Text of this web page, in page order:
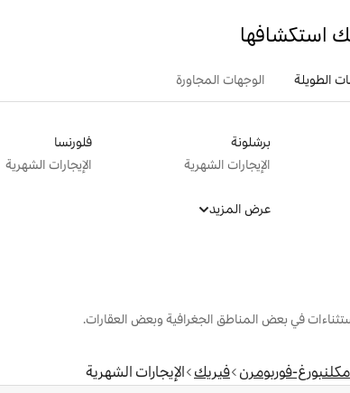
استكشافها
الطويلة الوجهات المجاورة
برشلونة
الإيجارات الشهرية
فلورنسا
الإيجارات الشهرية
عرض المزيد
في بعض المناطق الجغرافية وبعض العقارات.
مكلنبورغ-فوربومرن فيريك الإيجارات الشهرية